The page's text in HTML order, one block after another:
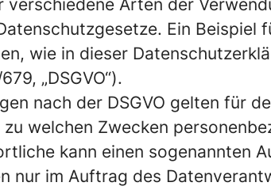
verschiedene Arten der
Ein
wie in dieser
„DSGVO“).
nach der DSGVO gelten für
welchen Zwecken
kann einen sogenannten
nur im Auftrag des